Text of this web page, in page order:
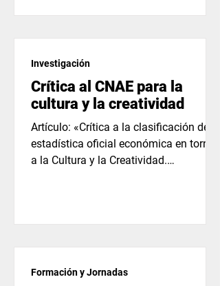
Crítica al CNAE para la
cultura y la creatividad
Artículo: «Crítica a la clasificación de la
estadística oficial económica en torno
a la Cultura y la Creatividad.
Investigación
Formación y Jornadas